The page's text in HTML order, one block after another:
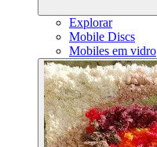
Explorar
Mobile Discs
Mobiles em vidro